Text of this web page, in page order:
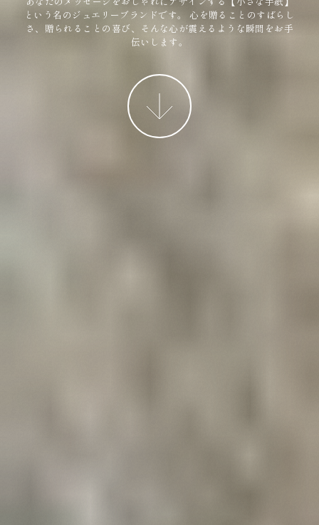
という名のジュエリーブランドです。
心を贈ることのすばらし
さ、贈られることの喜び、そんな心が震えるような瞬間をお手
伝いします。